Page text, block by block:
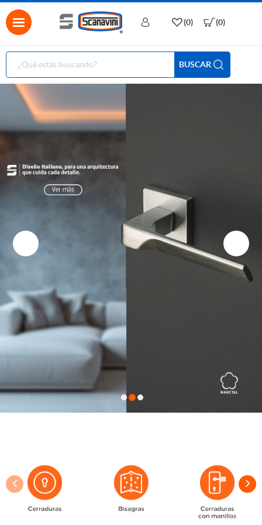
BUSCAR
(0) (0)
• • •